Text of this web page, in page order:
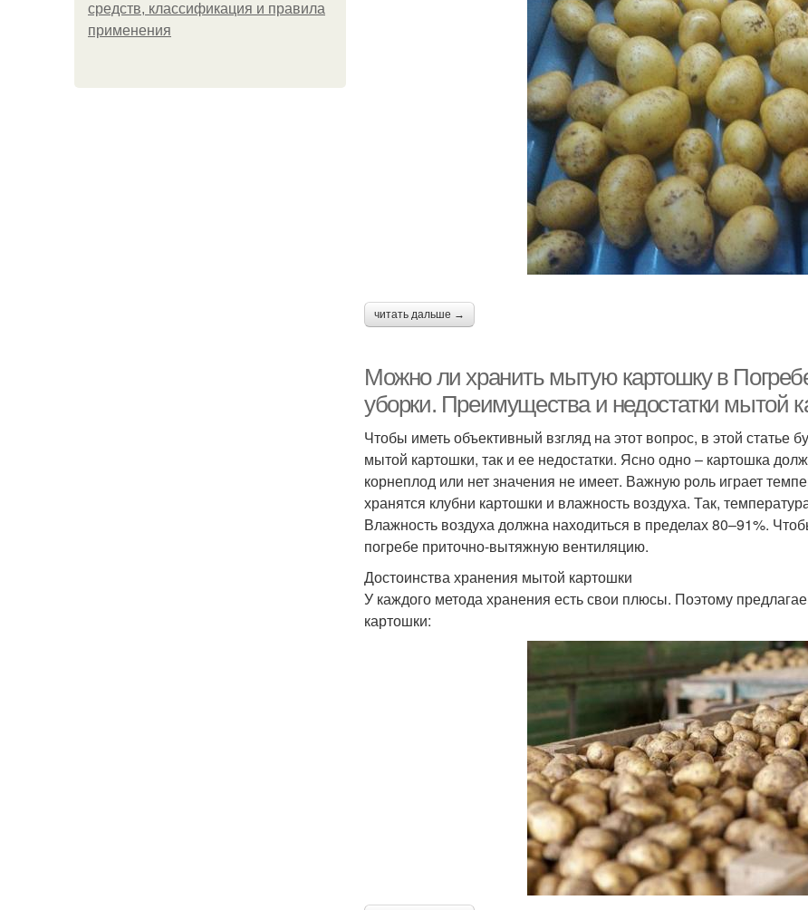
средств, классификация и правила
применения
читать дальше →
Можно ли хранить мытую картошку в
уборки. Преимущества и недостатки мытой
Чтобы иметь объективный взгляд на этот вопрос, в этой статье
мытой картошки, так и ее недостатки. Ясно одно – картошка
корнеплод или нет значения не имеет. Важную роль играет
хранятся клубни картошки и влажность воздуха. Так,
Влажность воздуха должна находиться в пределах 80–91%.
погребе приточно-вытяжную вентиляцию.
Достоинства хранения мытой картошки
У каждого метода хранения есть свои плюсы. Поэтому
картошки: